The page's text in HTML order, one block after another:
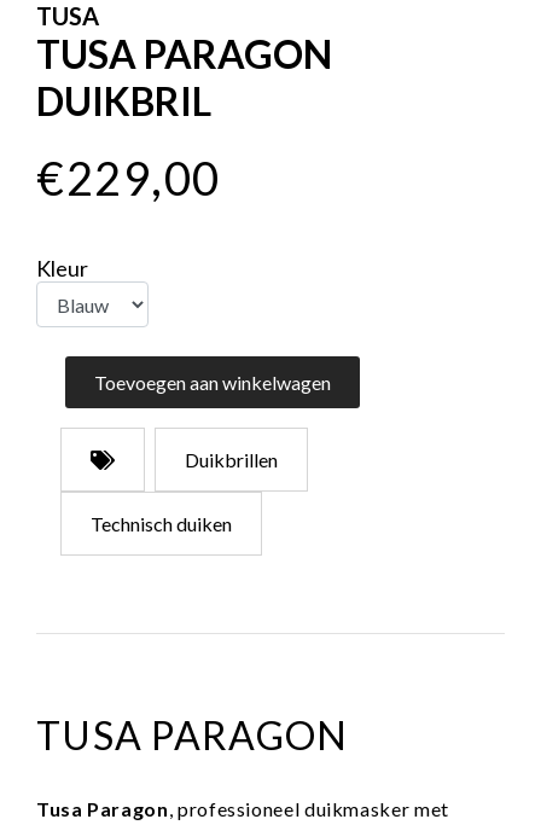
TUSA
TUSA PARAGON
DUIKBRIL
€229,00
Kleur
Toevoegen aan winkelwagen
Duikbrillen
Technisch duiken
TUSA PARAGON
Tusa Paragon, professioneel duikmasker met